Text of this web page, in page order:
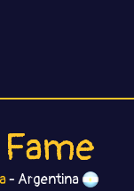
- Argentina